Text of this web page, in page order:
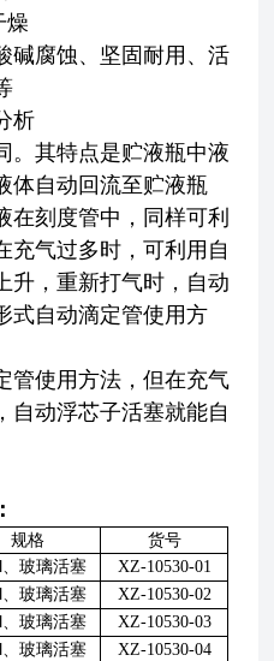
燥
碱腐蚀、坚固耐用、活
析
。其特点是贮液瓶中液
体自动回流至贮液瓶
在刻度管中，同样可利
充气过多时，可利用自
升，重新打气时，自动
式自动滴定管使用方
管使用方法，但在充气
自动浮芯子活塞就能自
规格
货号
、玻璃活塞
XZ-10530-01
、玻璃活塞
XZ-10530-02
、玻璃活塞
XZ-10530-03
、玻璃活塞
XZ-10530-04